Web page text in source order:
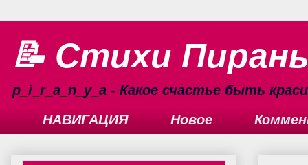
📝 Стихи
p_i_r_a_n_y_a - Какое счастье быть
НАВИГАЦИЯ
Новое